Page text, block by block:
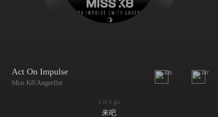
Act On Impulse
Miss K8/Angerfist
835 167
Let's go
来吧